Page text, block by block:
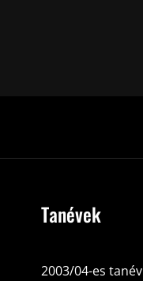
Tanévek
2003/04-es tanév